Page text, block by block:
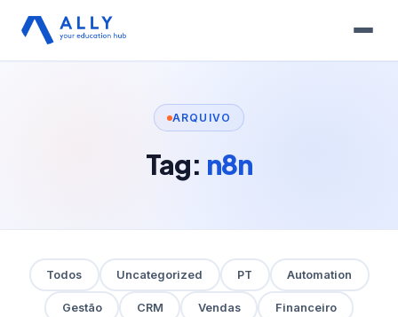
ARQUIVO
Tag: n8n
Todos Uncategorized PT Automation
Gestão CRM Vendas Financeiro